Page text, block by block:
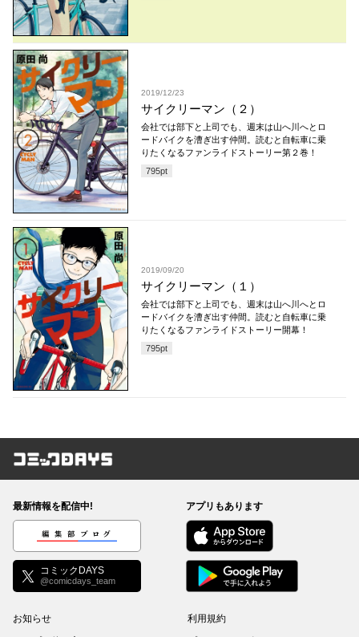
2019/12/23
サイクリーマン（２）
会社では部下と上司でも、週末は山へ川へとロ
ードバイクを漕ぎ出す仲間。読むと自転車に乗
りたくなるファンライドストーリー第２巻！
795pt
2019/09/20
サイクリーマン（１）
会社では部下と上司でも、週末は山へ川へとロ
ードバイクを漕ぎ出す仲間。読むと自転車に乗
りたくなるファンライドストーリー開幕！
795pt
コミックDAYS
最新情報を配信中!
編集部ブログ
コミックDAYS
@comicdays_team
アプリもあります
お知らせ
利用規約